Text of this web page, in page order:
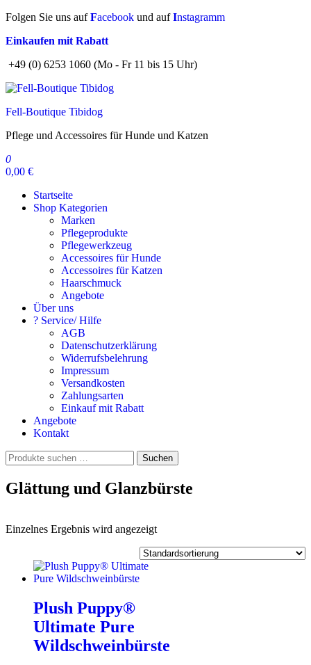
Zum
springen
Folgen Sie uns aufFacebook und aufInstagramm
Einkaufen mit Rabatt
+49 (0) 6253 1060 (Mo - Fr 11 bis 15 Uhr)
Fell-Boutique Tibidog
Pflege und Accessoires für Hunde und Katzen
0
0,00 €
Startseite
Shop Kategorien
Marken
Pflegeprodukte
Pflegewerkzeug
Accessoires für Hunde
Accessoires für Katzen
Haarschmuck
Angebote
Über uns
? Service/ Hilfe
AGB
Datenschutzerklärung
Widerrufsbelehrung
Impressum
Versandkosten
Zahlungsarten
Einkauf mit Rabatt
Angebote
Kontakt
Suchen
nach:
Suchen
Glättung und Glanzbürste
Einzelnes Ergebnis wird angezeigt
Plush Puppy®
Ultimate Pure
Wildschweinbürste